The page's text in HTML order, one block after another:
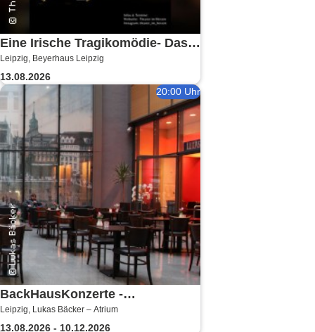
Eine Irische Tragikomödie- Das
Kleingeld | Getreu dem Motto:
Wir lachen, weil wir weinen
Leipzig, Beyerhaus Leipzig
13.08.2026
20:00 Uhr
BackHausKonzerte -
Kammermusik mit der Sinfonia
Leipzig, Lukas Bäcker – Atrium
13.08.2026 - 10.12.2026